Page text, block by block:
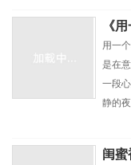
用一
是在
一段
静的夜
闺